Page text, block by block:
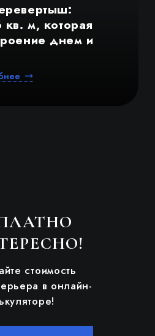
кв. м, которая
днем и
стоимость
в онлайн-